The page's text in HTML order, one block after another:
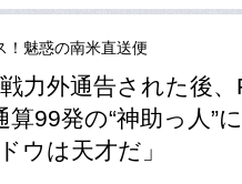
！魅惑の南米直送便
戦力外通告された後
算99発の“神助っ人”
ウは天才だ」